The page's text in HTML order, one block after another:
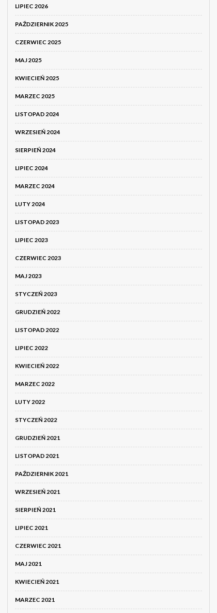
LIPIEC 2026
PAŹDZIERNIK 2025
CZERWIEC 2025
MAJ 2025
KWIECIEŃ 2025
MARZEC 2025
LISTOPAD 2024
WRZESIEŃ 2024
SIERPIEŃ 2024
LIPIEC 2024
MARZEC 2024
LUTY 2024
LISTOPAD 2023
LIPIEC 2023
CZERWIEC 2023
MAJ 2023
STYCZEŃ 2023
GRUDZIEŃ 2022
LISTOPAD 2022
LIPIEC 2022
KWIECIEŃ 2022
MARZEC 2022
LUTY 2022
STYCZEŃ 2022
GRUDZIEŃ 2021
LISTOPAD 2021
PAŹDZIERNIK 2021
WRZESIEŃ 2021
SIERPIEŃ 2021
LIPIEC 2021
CZERWIEC 2021
MAJ 2021
KWIECIEŃ 2021
MARZEC 2021